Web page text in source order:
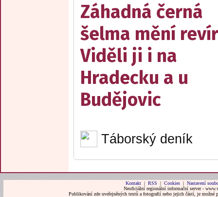
Záhadná černá
šelma mění
Viděli ji i na
Hradecku a u
Budějovic
Táborský deník
Kontakt| RSS | Cookies| Nastavení
Neoficiální regionální informační server -
Publikování zde uveřejněných textů a fotografií nebo jejich částí, je možné